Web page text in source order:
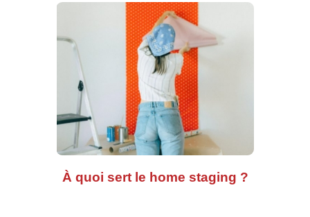
À quoi sert le home staging ?